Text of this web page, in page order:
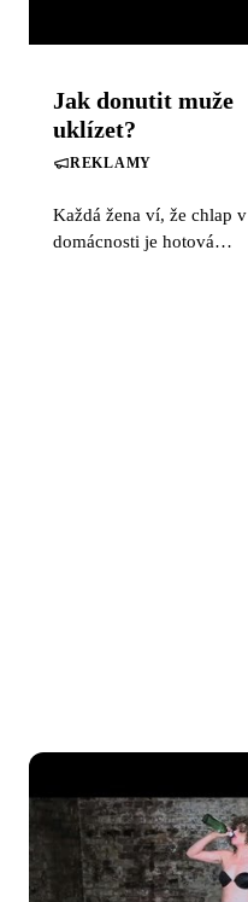
Jak donutit muže
uklízet?
REKLAMY
Každá žena ví, že chlap v
domácnosti je hotová